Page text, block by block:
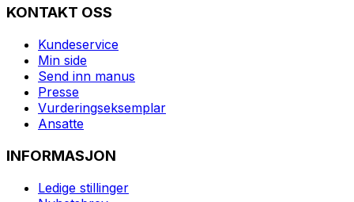
KONTAKT OSS
Kundeservice
Min side
Send inn manus
Presse
Vurderingseksemplar
Ansatte
INFORMASJON
Ledige stillinger